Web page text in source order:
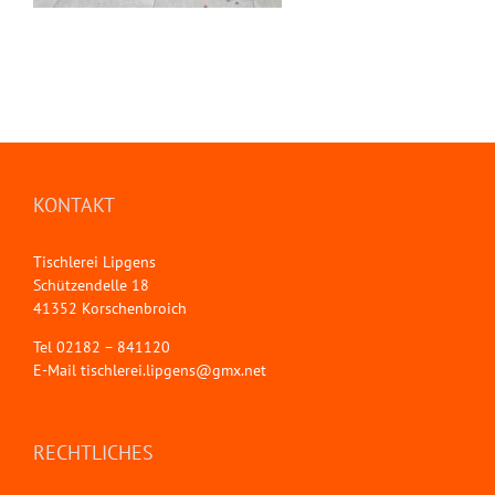
KONTAKT
Tischlerei Lipgens
Schützendelle 18
41352 Korschenbroich
Tel 02182 – 841120
E-Mail tischlerei.lipgens@gmx.net
RECHTLICHES